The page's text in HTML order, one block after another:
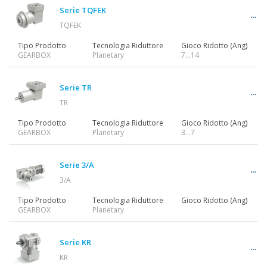
Serie TQFEK
TQFEK
Tipo Prodotto
GEARBOX
Tecnologia Riduttore
Planetary
Gioco Ridotto (Ang)
7…14
Serie TR
TR
Tipo Prodotto
GEARBOX
Tecnologia Riduttore
Planetary
Gioco Ridotto (Ang)
3…7
Serie 3/A
3/A
Tipo Prodotto
GEARBOX
Tecnologia Riduttore
Planetary
Gioco Ridotto (Ang)
Serie KR
KR